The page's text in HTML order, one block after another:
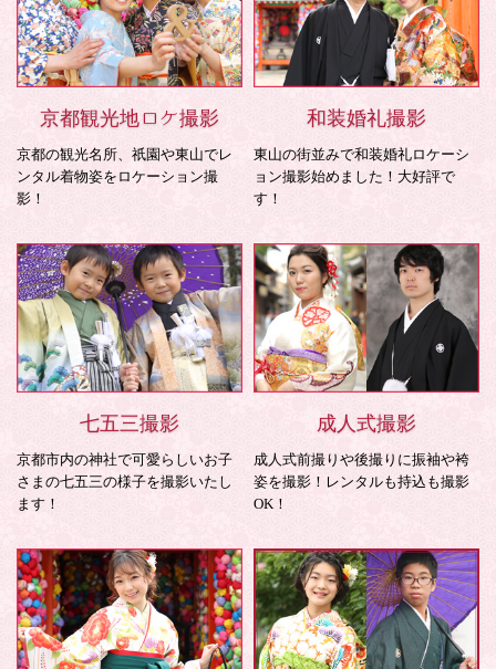
京都観光地ロケ撮影
京都の観光名所、祇園や東山でレ
ンタル着物姿をロケーション撮
影！
和装婚礼撮影
東山の街並みで和装婚礼ロケーシ
ョン撮影始めました！大好評で
す！
七五三撮影
京都市内の神社で可愛らしいお子
さまの七五三の様子を撮影いたし
ます！
成人式撮影
成人式前撮りや後撮りに振袖や袴
姿を撮影！レンタルも持込も撮影
OK！